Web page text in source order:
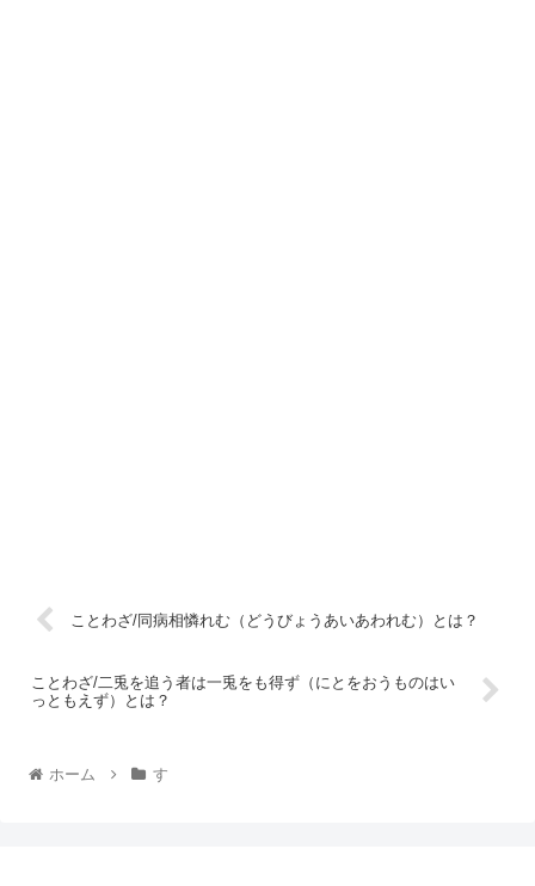
ことわざ/同病相憐れむ（どうびょうあいあわれむ）とは？
ことわざ/二兎を追う者は一兎をも得ず（にとをおうものはい
っともえず）とは？
ホーム す